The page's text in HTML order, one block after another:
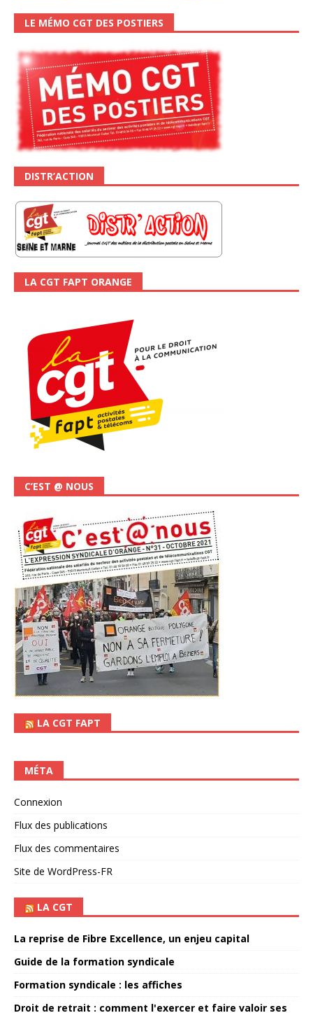
LE MÉMO CGT DES POSTIERS
DISTR’ACTION
LA CGT FAPT ORANGE
C’EST @ NOUS
LA CGT FAPT
MÉTA
Connexion
Flux des publications
Flux des commentaires
Site de WordPress-FR
LA CGT
La reprise de Fibre Excellence, un enjeu capital
Guide de la formation syndicale
Formation syndicale : les affiches
Droit de retrait : comment l'exercer et faire valoir ses